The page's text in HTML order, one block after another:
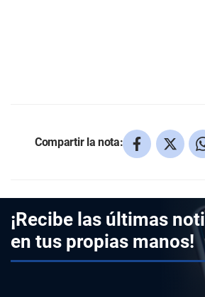
Compartir la nota:
¡Recibe las últimas
en tus propias manos!